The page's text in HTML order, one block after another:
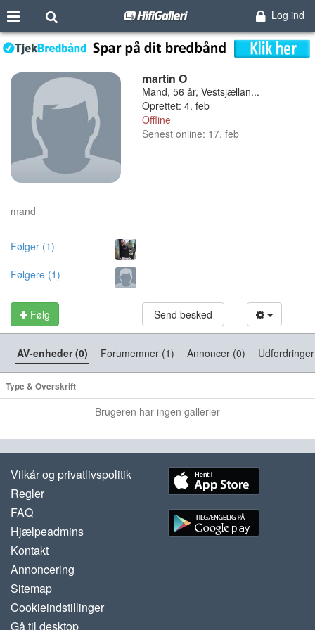
Log ind
martin O
Mand, 56 år, Vestsjællan...
Oprettet: 4. feb
Offline
Senest online: 17. feb
mand
Følger (1)
Følgere (1)
Følg Send besked
AV-enheder (0) Forumemner (1) Annoncer (0)
Type & Overskrift
Brugeren har ingen gallerier
Vilkår og privatlivspolitik
Regler
FAQ
Hjælpeadmins
Kontakt
Annoncering
Sitemap
Cookieindstillinger
Gå til desktop